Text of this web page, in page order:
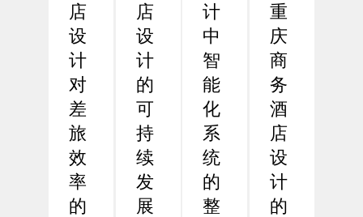
店
设
计
对
差
旅
效
率
的
店
设
计
的
可
持
续
发
展
计
中
智
能
化
系
统
的
整
重
庆
商
务
酒
店
设
计
的